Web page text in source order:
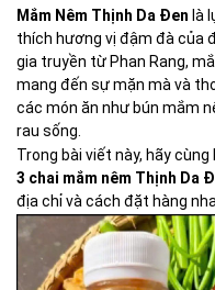
Mắm Nêm Thịnh Da Đen là
thích hương vị đậm đà của
gia truyền từ Phan Rang,
mang đến sự mặn mà và
các món ăn như bún mắm
rau sống.
Trong bài viết này, hãy
3 chai mắm nêm Thịnh Da
địa chỉ và cách đặt hàng